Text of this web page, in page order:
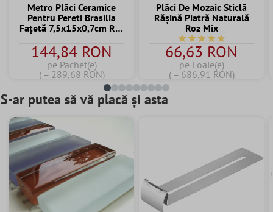
Metro Plăci Ceramice
Pentru Pereti Brasilia
Fațetă 7,5x15x0,7cm Roz
144,84 RON
pe Pachet(e)
( = 289,68 RON)
Plăci De Mozaic Sticlă
Răşină Piatră Naturală
Roz Mix
Durchschnittliche
66,63 RON
pe Foaie(e)
( = 686,91 RON)
S-ar putea să vă placă și asta